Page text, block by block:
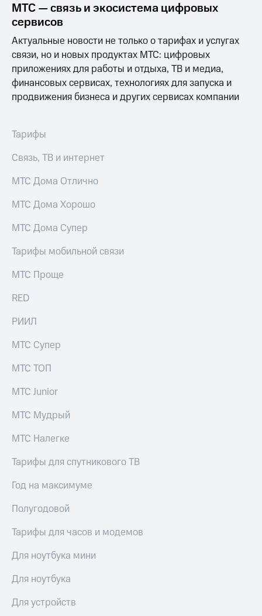
МТС
Достижения
Интервью
Финансовая
Пригласить
спикера
и акционерам
Корпоративное
управление
Корпоративный
Раскрытие
Информация
акционеров
Личный
кабинет
акционера
Акционерный
капитал
Контроль
и
Рынок
Программа
Порядок
акций
Рынок
облигаций
Описание
Еврооблигации-2023
Уведомление
МТС — связь и экосистема цифровых
сервисов
Актуальные новости не только о тарифах и услугах
связи, но и новых продуктах МТС: цифровых
приложениях для работы и отдыха, ТВ и медиа,
финансовых сервисах, технологиях для запуска и
продвижения бизнеса и других сервисах компании
Тарифы
Связь, ТВ и интернет
МТС Дома Отлично
МТС Дома Хорошо
МТС Дома Супер
Тарифы мобильной связи
МТС Проще
RED
РИИЛ
МТС Супер
МТС ТОП
МТС Junior
МТС Мудрый
МТС Налегке
Тарифы для спутникового ТВ
Год на максимуме
Полугодовой
Тарифы для часов и модемов
Для ноутбука мини
Для ноутбука
Для устройств